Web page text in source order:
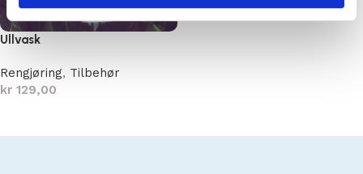
Ullvask
Rengjøring, Tilbehør
kr 129,00